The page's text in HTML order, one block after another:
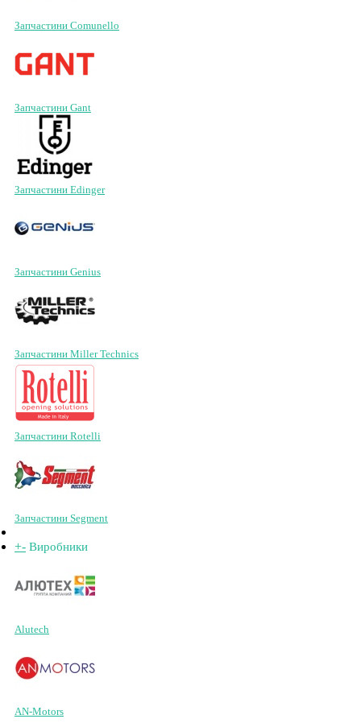
Запчастини Comunello
Запчастини Gant
Запчастини Edinger
Запчастини Genius
Запчастини Miller Technics
Запчастини Rotelli
Запчастини Segment
+- Виробники
Alutech
AN-Motors